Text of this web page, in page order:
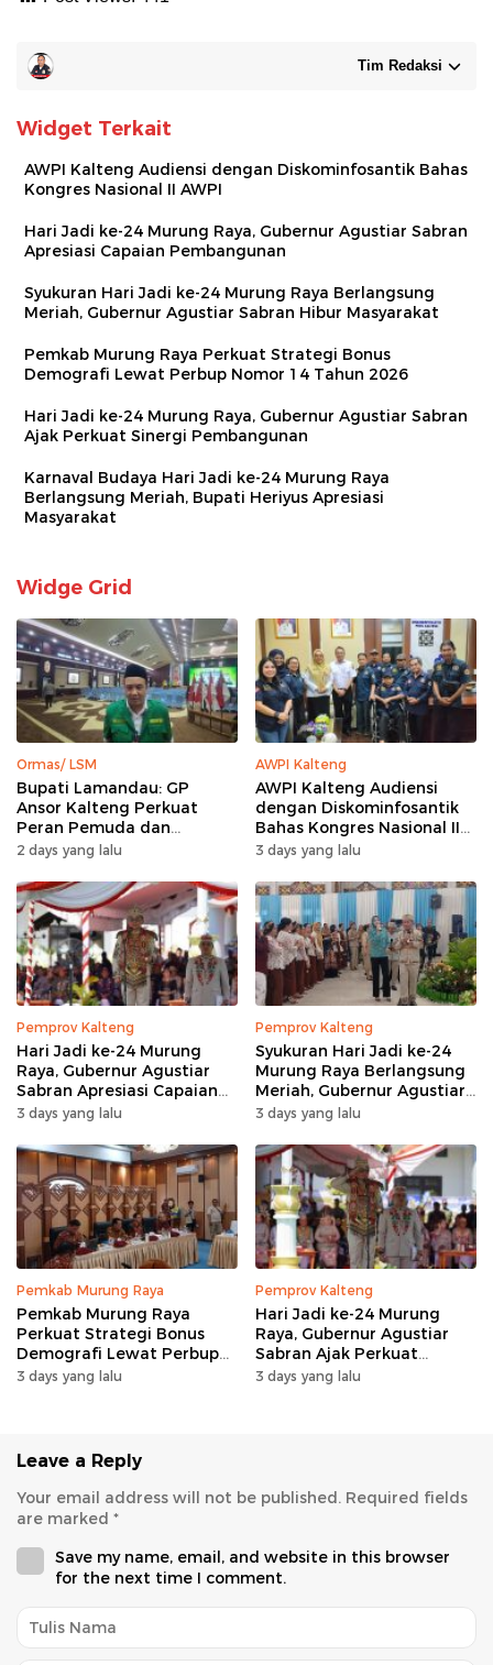
Tim Redaksi
Widget Terkait
AWPI Kalteng Audiensi dengan Diskominfosantik Bahas
Kongres Nasional II AWPI
Hari Jadi ke-24 Murung Raya, Gubernur Agustiar Sabran
Apresiasi Capaian Pembangunan
Syukuran Hari Jadi ke-24 Murung Raya Berlangsung
Meriah, Gubernur Agustiar Sabran Hibur Masyarakat
Pemkab Murung Raya Perkuat Strategi Bonus
Demografi Lewat Perbup Nomor 14 Tahun 2026
Hari Jadi ke-24 Murung Raya, Gubernur Agustiar Sabran
Ajak Perkuat Sinergi Pembangunan
Karnaval Budaya Hari Jadi ke-24 Murung Raya
Berlangsung Meriah, Bupati Heriyus Apresiasi
Masyarakat
Widge Grid
Ormas/ LSM
Bupati Lamandau: GP
Ansor Kalteng Perkuat
Peran Pemuda dan
Penanganan Karhutla
2 days yang lalu
AWPI Kalteng
AWPI Kalteng Audiensi
dengan Diskominfosantik
Bahas Kongres Nasional II
AWPI
3 days yang lalu
Pemprov Kalteng
Hari Jadi ke-24 Murung
Raya, Gubernur Agustiar
Sabran Apresiasi Capaian
Pembangunan
3 days yang lalu
Pemprov Kalteng
Syukuran Hari Jadi ke-24
Murung Raya Berlangsung
Meriah, Gubernur Agustiar
Sabran Hibur Masyarakat
3 days yang lalu
Pemkab Murung Raya
Pemkab Murung Raya
Perkuat Strategi Bonus
Demografi Lewat Perbup
Nomor 14 Tahun 2026
3 days yang lalu
Pemprov Kalteng
Hari Jadi ke-24 Murung
Raya, Gubernur Agustiar
Sabran Ajak Perkuat
Sinergi Pembangunan
3 days yang lalu
Leave a Reply
Your email address will not be published. Required fields
are marked *
Save my name, email, and website in this browser
for the next time I comment.